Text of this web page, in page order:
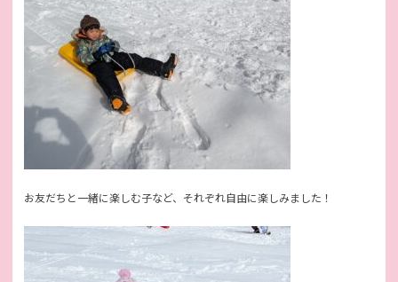
お友だちと一緒に楽しむ子など、それぞれ自由に楽しみました！